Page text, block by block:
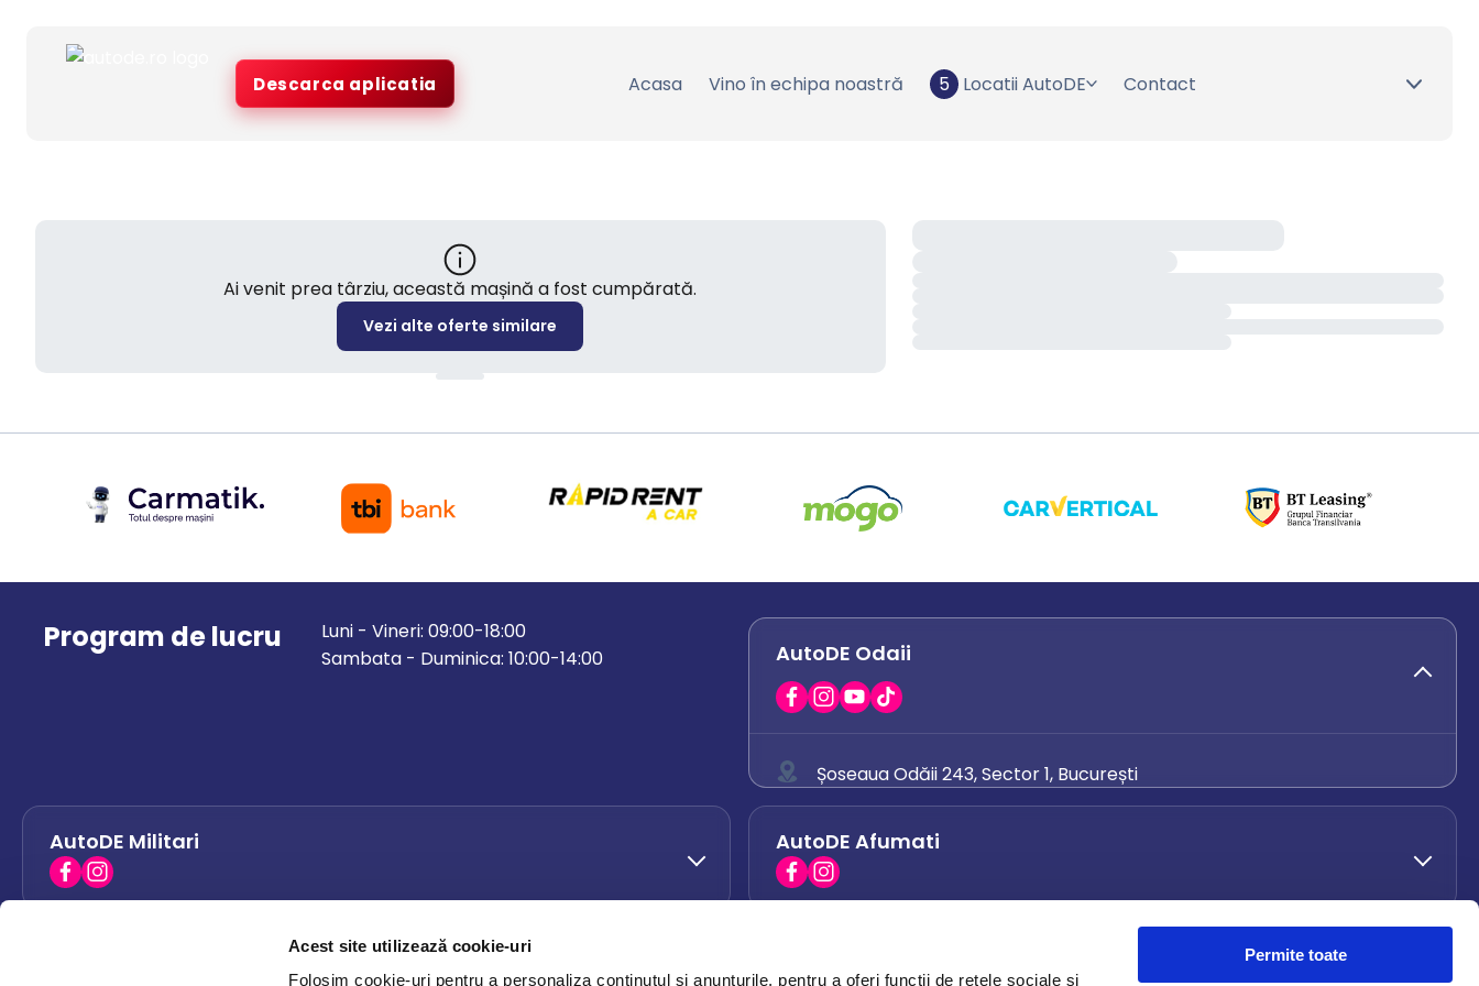
Acest site utilizează cookie-uri
Folosim cookie-uri pentru a personaliza conținutul și anunțurile, pentru a oferi funcții de rețele sociale și
Permite toate
Descarca aplicatia Acasa Vino în echipa noastră 5 Locatii AutoDE Contact
Ai venit prea târziu, această mașină a fost cumpărată.
Vezi alte oferte similare
Program de lucru
Luni - Vineri: 09:00-18:00
Sambata - Duminica: 10:00-14:00
AutoDE Odaii
Șoseaua Odăii 243, Sector 1, București
0742 444 194
office.odaii@autode.ro
AutoDE Militari AutoDE Afumati